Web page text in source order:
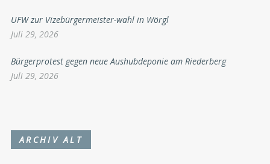
UFW zur Vizebürgermeister-wahl in Wörgl
Juli 29, 2026
Bürgerprotest gegen neue Aushubdeponie am Riederberg
Juli 29, 2026
ARCHIV ALT